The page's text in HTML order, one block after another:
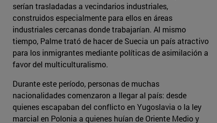
serían trasladadas a vecindarios industriales,
construidos especialmente para ellos en áreas
industriales cercanas donde trabajarían. Al mismo
tiempo, Palme trató de hacer de Suecia un país atractivo
para los inmigrantes mediante políticas de asimilación a
favor del multiculturalismo.
Durante este período, personas de muchas
nacionalidades comenzaron a llegar al país: desde
quienes escapaban del conflicto en Yugoslavia o la ley
marcial en Polonia a quienes huían de Oriente Medio y